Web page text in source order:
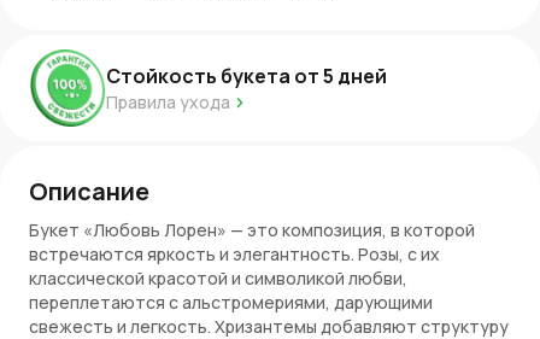
Стойкость букета от5 дней
Правила ухода
Описание
Букет «Любовь Лорен» — это композиция, в которой
встречаются яркость и элегантность. Розы, с их
классической красотой и символикой любви,
переплетаются с альстромериями, дарующими
свежесть и легкость. Хризантемы добавляют структуру